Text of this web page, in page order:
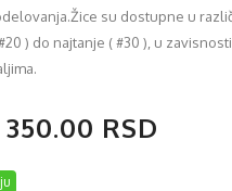
su dostupne u
) do najtanje ( #30 ), u
RSD